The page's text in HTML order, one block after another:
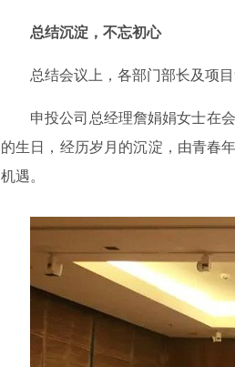
总结沉淀，不忘初心
总结会议上，各部门部长及项
申投公司总经理詹娟娟女士在
的生日，经历岁月的沉淀，由青春
机遇。